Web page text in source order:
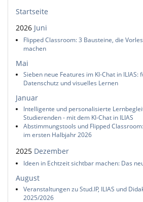
Startseite
2026 Juni
Flipped Classroom: 3 Bausteine, die
machen
Mai
Sieben neue Features im KI-Chat in ILIAS:
Datenschutz und visuelles Lernen
Januar
Intelligente und personalisierte
Studierenden - mit dem KI-Chat in ILIAS
Abstimmungstools und Flipped
im ersten Halbjahr 2026
2025 Dezember
Ideen in Echtzeit sichtbar machen: Das
August
Veranstaltungen zu Stud.IP, ILIAS und
2025/2026